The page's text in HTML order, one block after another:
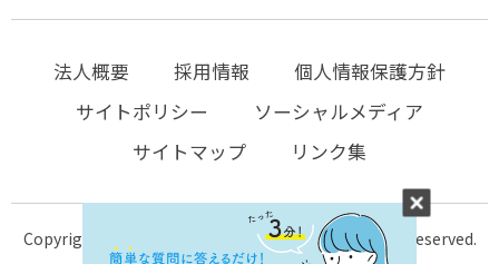
法人概要 採用情報
個人情報保護方針
サイトポリシー
ソーシャルメディア
サイトマップ
リンク集
Copyright © 2004-2026 KTC-school.com All Rights Reserved.